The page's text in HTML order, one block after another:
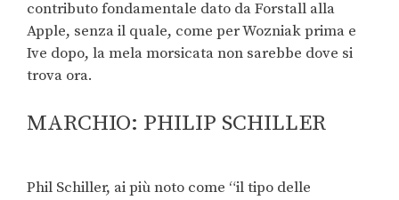
contributo fondamentale dato da Forstall alla
Apple, senza il quale, come per Wozniak prima e
Ive dopo, la mela morsicata non sarebbe dove si
trova ora.
MARCHIO: PHILIP SCHILLER
Phil Schiller, ai più noto come “il tipo delle